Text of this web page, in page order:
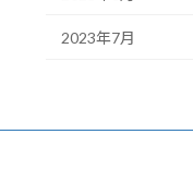
2023年7月